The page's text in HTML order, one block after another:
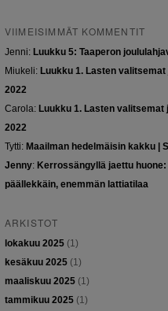
VIIMEISIMMÄT KOMMENTIT
Jenni: Luukku 5: Taaperon
Miukeli: Luukku 1. Lasten
2022
Carola: Luukku 1. Lasten
2022
Tytti: Maailman hedelmäisin kakku |
Jenny: Kerrossängyllä jaettu
päällekkäin, enemmän lattiatilaa
ARKISTOT
lokakuu 2025(1)
kesäkuu 2025(1)
maaliskuu 2025(1)
tammikuu 2025(1)